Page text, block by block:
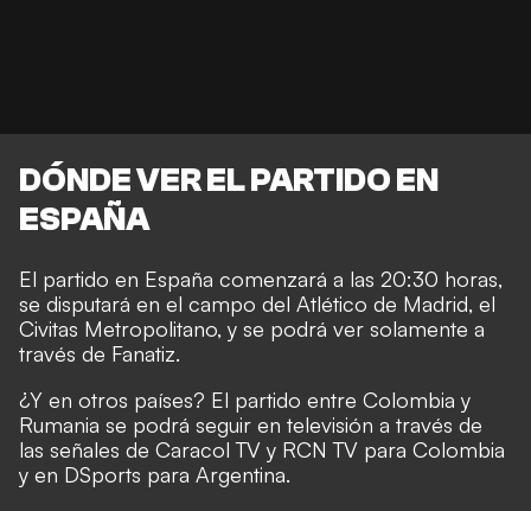
DÓNDE VER EL PARTIDO EN
ESPAÑA
El partido en España comenzará a las 20:30 horas,
se disputará en el campo del Atlético de Madrid, el
Civitas Metropolitano, y se podrá ver solamente a
través de Fanatiz.
¿Y en otros países? El partido entre Colombia y
Rumania se podrá seguir en televisión a través de
las señales de Caracol TV y RCN TV para Colombia
y en DSports para Argentina.